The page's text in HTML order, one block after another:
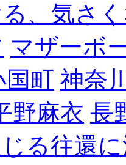
、気さ
マザーボ
国町 神奈
野麻衣 長
る往還